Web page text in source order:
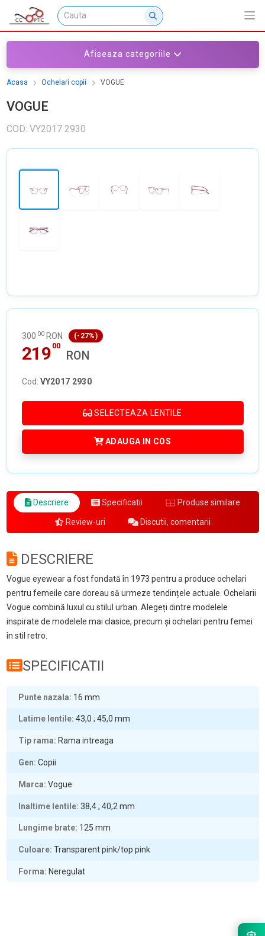
Afiseaza categoriile
Acasa Ochelari copii VOGUE
VOGUE
COD: VY2017 2930
300 00 RON (-27%)
219 00
RON
Cod: VY2017 2930
SELECTEAZA LENTILE
ADAUGA IN COS
Descriere Specificatii Produse similare
Review-uri Discutii, comentarii
DESCRIERE
Vogue eyewear a fost fondată în 1973 pentru a produce ochelari
pentru femeile care doreau să urmeze tendințele actuale. Ochelarii
Vogue combină luxul cu stilul urban. Alegeți dintre modelele
inspirate de modelele mai clasice, precum și ochelari pentru femei
în stil retro.
SPECIFICATII
Punte nazala 16 mm
Latime lentile 43,0 ; 45,0 mm
Tip rama Rama intreaga
Gen Copii
Marca Vogue
Inaltime lentile 38,4 ; 40,2 mm
Lungime brate 125 mm
Culoare Transparent pink/top pink
Forma Neregulat